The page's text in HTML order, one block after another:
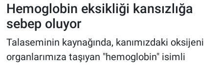
Hemoglobin eksikliği kansızlığa
sebep oluyor
Talaseminin kaynağında, kanımızdaki oksijeni
organlarımıza taşıyan "hemoglobin" isimli